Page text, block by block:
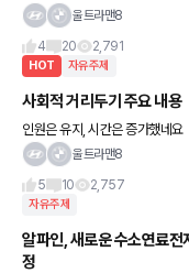
울트라맨8
4
20 2,791
HOT 자유주제
사회적 거리두기 주요 내용
인원은 유지, 시간은 증가했네요
울트라맨8
5
10 2,757
자유주제
알파인, 새로운 수소연료전
정